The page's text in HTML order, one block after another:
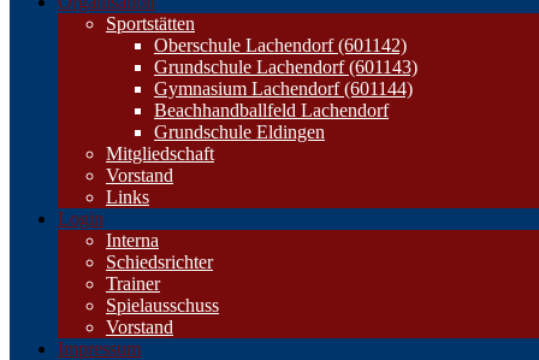
Sportstätten
Oberschule Lachendorf (601142)
Grundschule Lachendorf (601143)
Gymnasium Lachendorf (601144)
Beachhandballfeld Lachendorf
Grundschule Eldingen
Mitgliedschaft
Vorstand
Links
Login
Interna
Schiedsrichter
Trainer
Spielausschuss
Vorstand
Impressum